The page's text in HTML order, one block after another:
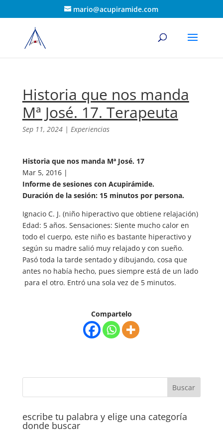
mario@acupiramide.com
Historia que nos manda
Mª José. 17. Terapeuta
Sep 11, 2024| Experiencias
Historia que nos manda Mª José. 17
Mar 5, 2016 |
Informe de sesiones con Acupirámide.
Duración de la sesión: 15 minutos por persona.
Ignacio C. J. (niño hiperactivo que obtiene relajación)
Edad: 5 años. Sensaciones: Siente mucho calor en
todo el cuerpo, este niño es bastante hiperactivo y
según su madre salió muy relajado y con sueño.
Pasó toda la tarde sentado y dibujando, cosa que
antes no había hecho, pues siempre está de un lado
para el otro. Entró una sola vez de 5 minutos.
Compartelo
escribe tu palabra y elige una categoría
donde buscar